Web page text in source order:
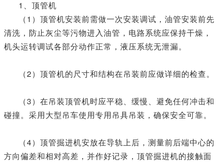
1、顶管机
（1）顶管机安装前需做一次安装调试，油管安装前先
清洗，防止灰尘等污物进入油管，电路系统应保持干燥，
机头运转调试各部分动作正常，液压系统无泄漏。
（2）顶管机的尺寸和结构在吊装前应做详细的检查。
（3）在吊装顶管机时应平稳、缓慢、避免任何冲击和
碰撞。采用大型吊车使用专用吊具吊装，确保安全可靠。
（4）顶管掘进机安放在导轨上后，测量前后端中心的
方向偏差和相对高差，并作好记录，顶管掘进机的接触面